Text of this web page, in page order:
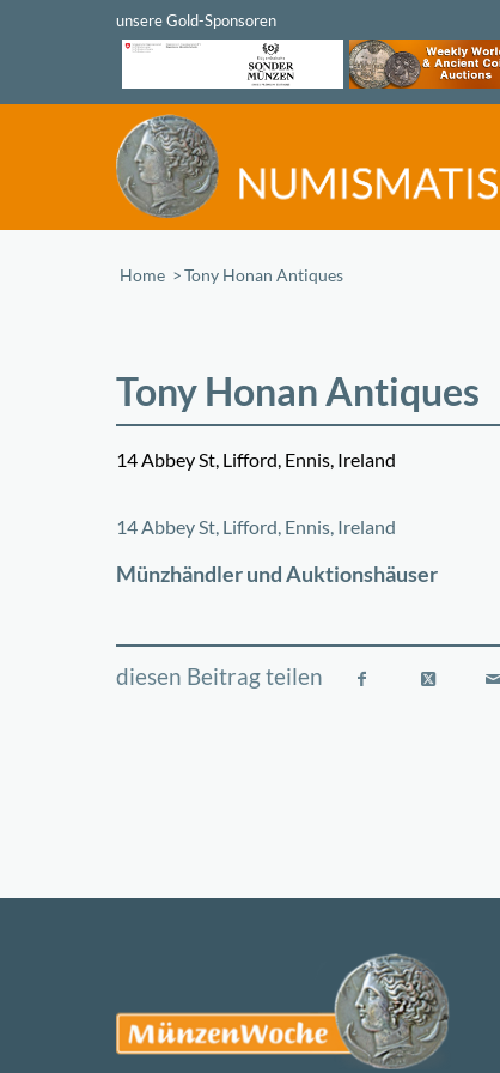
Home /Tony Honan Antiques
Tony Honan Antiques
14 Abbey St, Lifford, Ennis, Ireland
+
14 Abbey St, Lifford, Ennis, Ireland
Münzhändler und Auktionshäuser